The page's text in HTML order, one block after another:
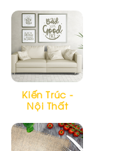
Kiến Trúc -
Nội Thất